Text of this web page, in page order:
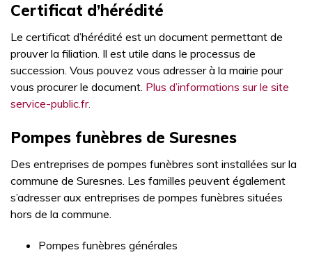
Certificat d’hérédité
Le certificat d’hérédité est un document permettant de
prouver la filiation. Il est utile dans le processus de
succession. Vous pouvez vous adresser à la mairie pour
vous procurer le document. Plus d’informations sur le site
service-public.fr.
Pompes funèbres de Suresnes
Des entreprises de pompes funèbres sont installées sur la
commune de Suresnes. Les familles peuvent également
s’adresser aux entreprises de pompes funèbres situées
hors de la commune.
Pompes funèbres générales